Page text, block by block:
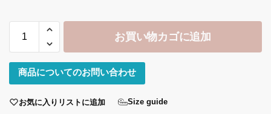
お買い物カゴに追加
商品についてのお問い合わせ
お気に入りリストに追加 Size guide